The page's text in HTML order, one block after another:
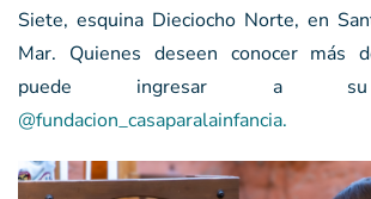
Siete, esquina Dieciocho Norte, en
Mar. Quienes deseen conocer más
puede ingresar a su
@fundacion_casaparalainfancia.